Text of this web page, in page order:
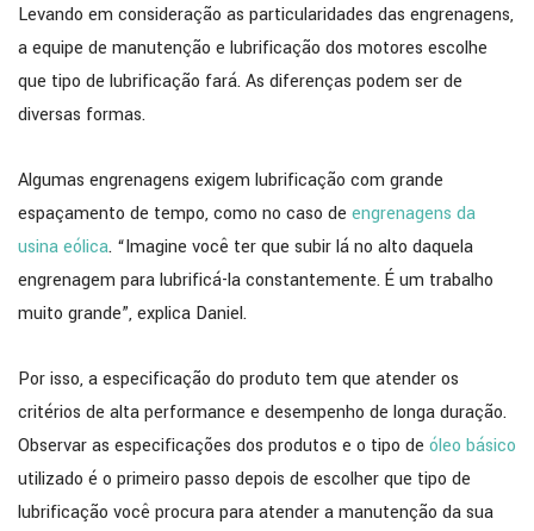
Levando em consideração as particularidades das engrenagens,
a equipe de manutenção e lubrificação dos motores escolhe
que tipo de lubrificação fará. As diferenças podem ser de
diversas formas.
Algumas engrenagens exigem lubrificação com grande
espaçamento de tempo, como no caso de engrenagens da
usina eólica. “Imagine você ter que subir lá no alto daquela
engrenagem para lubrificá-la constantemente. É um trabalho
muito grande”, explica Daniel.
Por isso, a especificação do produto tem que atender os
critérios de alta performance e desempenho de longa duração.
Observar as especificações dos produtos e o tipo de óleo básico
utilizado é o primeiro passo depois de escolher que tipo de
lubrificação você procura para atender a manutenção da sua